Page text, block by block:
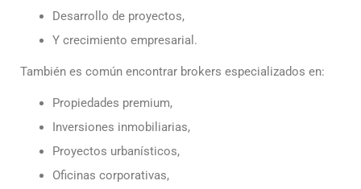
Desarrollo de proyectos,
Y crecimiento empresarial.
También es común encontrar brokers especializados en:
Propiedades premium,
Inversiones inmobiliarias,
Proyectos urbanísticos,
Oficinas corporativas,